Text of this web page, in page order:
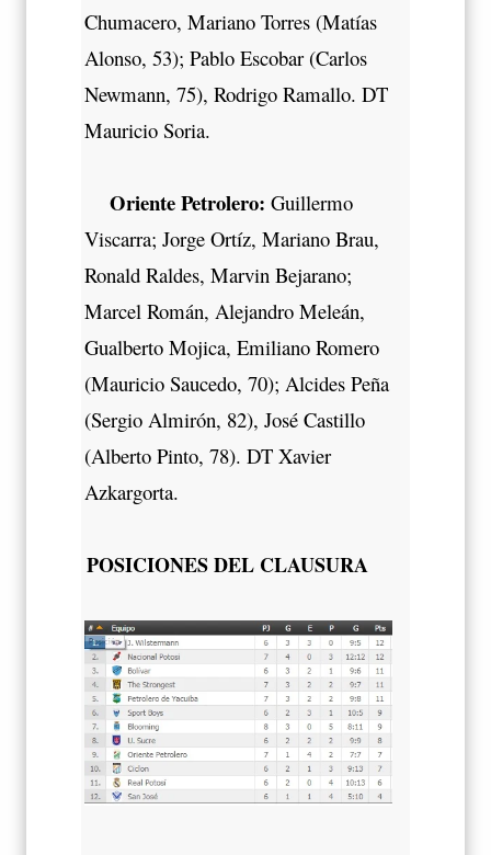
Chumacero, Mariano Torres (Matías
Alonso, 53); Pablo Escobar (Carlos
Newmann, 75), Rodrigo Ramallo. DT
Mauricio Soria.
Oriente Petrolero: Guillermo
Viscarra; Jorge Ortíz, Mariano Brau,
Ronald Raldes, Marvin Bejarano;
Marcel Román, Alejandro Meleán,
Gualberto Mojica, Emiliano Romero
(Mauricio Saucedo, 70); Alcides Peña
(Sergio Almirón, 82), José Castillo
(Alberto Pinto, 78). DT Xavier
Azkargorta.
POSICIONES DEL CLAUSURA